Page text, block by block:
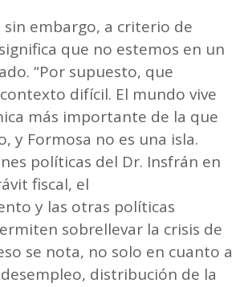
sin embargo, a criterio de
que no estemos en un
“Por supuesto, que
difícil. El mundo vive
más importante de la que
y Formosa no es una isla.
políticas del Dr. Insfrán en
fiscal, el
y las otras políticas
sobrellevar la crisis de
se nota, no solo en cuanto a
distribución de la